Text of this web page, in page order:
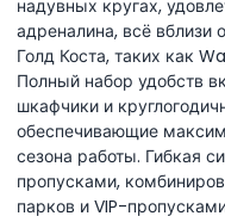
надувных кругах,
адреналина, всё вблизи
Голд Коста, таких как
Полный набор удобств
шкафчики и
обеспечивающие
сезона работы. Гибкая
пропусками,
парков и VIP-